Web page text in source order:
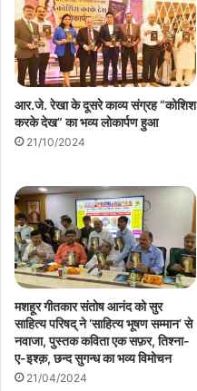
आर.जे. रेखा के दूसरे काव्य संग्रह “कोशिश
करके देख” का भव्य लोकार्पण हुआ
21/10/2024
मशहूर गीतकार संतोष आनंद को सुर
साहित्य परिषद् ने ‘साहित्य भूषण सम्मान’ से
नवाजा, पुस्तक कविता एक सफ़र, तिश्ना-
ए-इश्क़, छन्द सुगन्ध का भव्य विमोचन
21/04/2024